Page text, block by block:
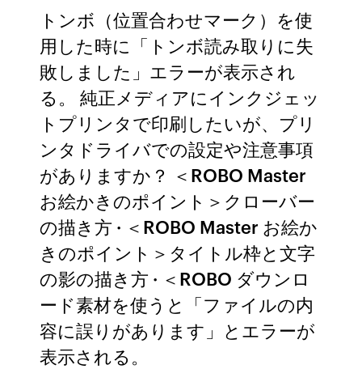
トンボ（位置合わせマーク）を使
用した時に「トンボ読み取りに失
敗しました」エラーが表示され
る。 純正メディアにインクジェッ
トプリンタで印刷したいが、プリ
ンタドライバでの設定や注意事項
がありますか？ ＜ROBO Master
お絵かきのポイント＞クローバー
の描き方 · ＜ROBO Master お絵か
きのポイント＞タイトル枠と文字
の影の描き方 · ＜ROBO ダウンロ
ード素材を使うと「ファイルの内
容に誤りがあります」とエラーが
表示される。